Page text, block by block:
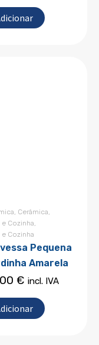
, Cerâmica,
e Cozinha,
e Cozinha
Pequena
Amarela
€ incl. IVA